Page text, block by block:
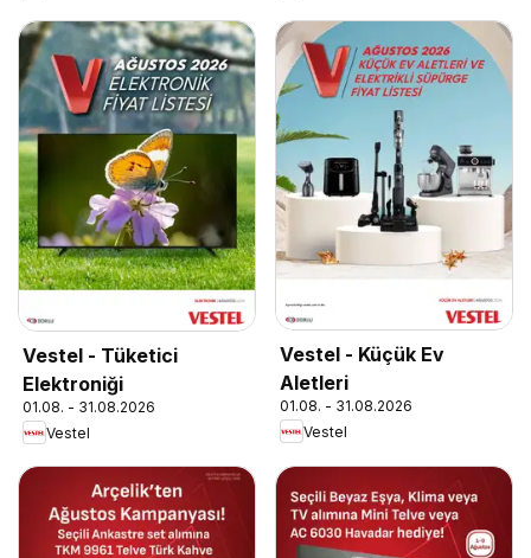
Vestel - Tüketici
Elektroniği
01.08. - 31.08.2026
Vestel
Vestel - Küçük Ev
Aletleri
01.08. - 31.08.2026
Vestel